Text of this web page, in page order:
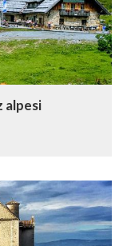
alpesi